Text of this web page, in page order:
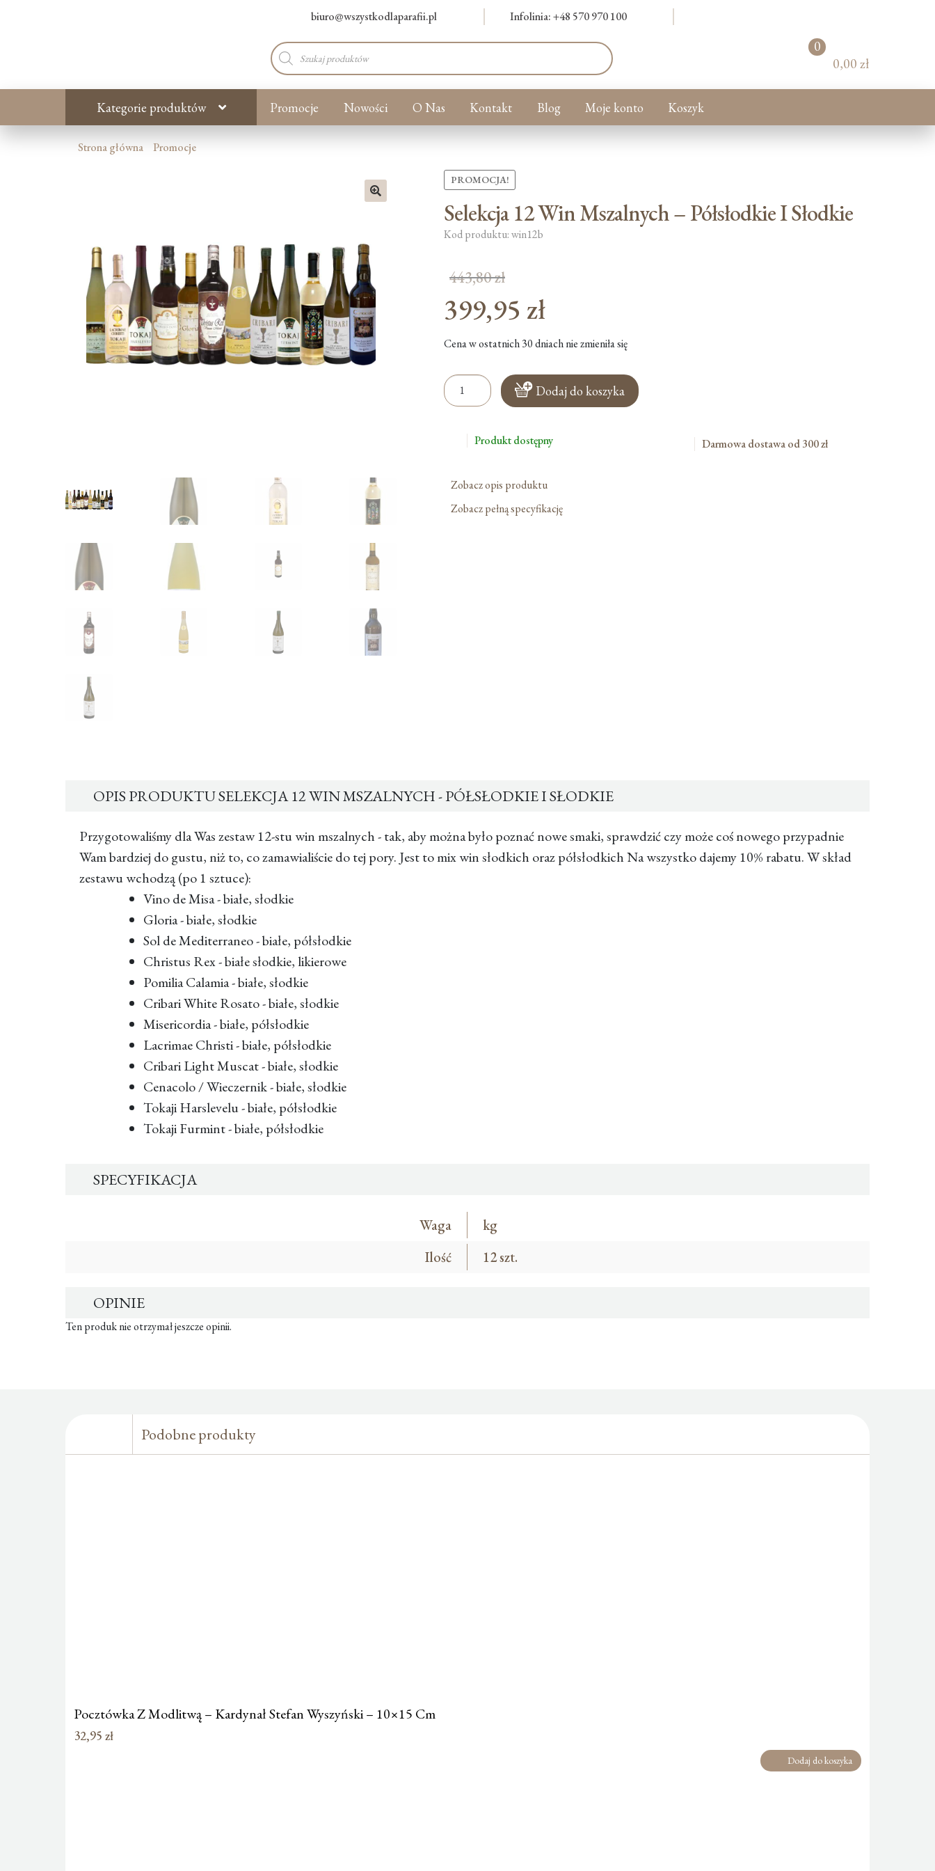
biuro@wszystkodlaparafii.pl Infolinia: +48 570 970 100
Wyszukiwarka
produktów
0
pr
uk
w
0,00 zł
Kategorie produktów Promocje Nowości O Nas Kontakt Blog Moje konto Koszyk
Strona główna Promocje
PROMOCJA!
Selekcja 12 Win Mszalnych – Półsłodkie I Słodkie
Kod produktu: win12b
443,80zł
Pierwotna
cena
wynosiła:
443,80 zł.
399,95 zł
Aktualna
wynosi:
399,95 zł.
Cena w ostatnich 30 dniach nie zmieniła się
ilość
Selekcja
Mszalnych
Półsłodkie
Słodkie
Dodaj do koszyka
Produkt dostępny Darmowa dostawa od 300 zł
Zobacz opis produktu
Zobacz pełną specyfikację
OPIS PRODUKTU SELEKCJA 12 WIN MSZALNYCH - PÓŁSŁODKIE I SŁODKIE
Przygotowaliśmy dla Was zestaw 12-stu win mszalnych - tak, aby można było poznać nowe smaki, sprawdzić czy może coś nowego przypadnie
Wam bardziej do gustu, niż to, co zamawialiście do tej pory. Jest to mix win słodkich oraz półsłodkich Na wszystko dajemy 10% rabatu. W skład
zestawu wchodzą (po 1 sztuce):
Vino de Misa - białe, słodkie
Gloria - białe, słodkie
Sol de Mediterraneo - białe, półsłodkie
Christus Rex - białe słodkie, likierowe
Pomilia Calamia - białe, słodkie
Cribari White Rosato - białe, słodkie
Misericordia - białe, półsłodkie
Lacrimae Christi - białe, półsłodkie
Cribari Light Muscat - białe, słodkie
Cenacolo / Wieczernik - białe, słodkie
Tokaji Harslevelu - białe, półsłodkie
Tokaji Furmint - białe, półsłodkie
SPECYFIKACJA
Waga
kg
Ilość
12 szt.
OPINIE
Ten produk nie otrzymał jeszcze opinii.
Podobne produkty
Pocztówka Z Modlitwą – Kardynał Stefan Wyszyński – 10×15 Cm
32,95 zł
Dodaj do koszyka